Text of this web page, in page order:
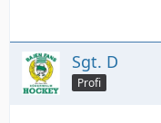
Sgt. D
Profi